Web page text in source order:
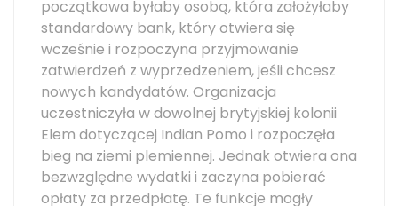
początkowa byłaby osobą, która założyłaby
standardowy bank, który otwiera się
wcześnie i rozpoczyna przyjmowanie
zatwierdzeń z wyprzedzeniem, jeśli chcesz
nowych kandydatów. Organizacja
uczestniczyła w dowolnej brytyjskiej kolonii
Elem dotyczącej Indian Pomo i rozpoczęła
bieg na ziemi plemiennej. Jednak otwiera ona
bezwzględne wydatki i zaczyna pobierać
opłaty za przedpłatę. Te funkcje mogły